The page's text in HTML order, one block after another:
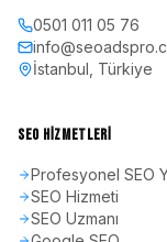
0501 011 05 76
İstanbul, Türkiye
SEO HIZMETLERI
Profesyonel SEO
SEO Hizmeti
SEO Uzmanı